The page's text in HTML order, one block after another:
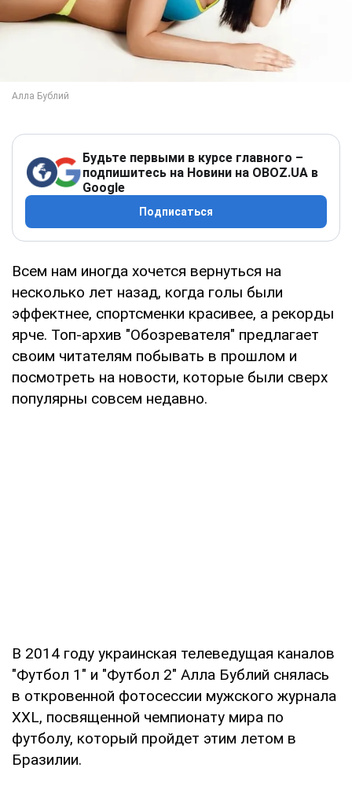
Будьте первыми в курсе главного –
подпишитесь на Новини на OBOZ.UA в
Google
Подписаться
Всем нам иногда хочется вернуться на
несколько лет назад, когда голы были
эффектнее, спортсменки красивее, а рекорды
ярче. Топ-архив "Обозревателя" предлагает
своим читателям побывать в прошлом и
посмотреть на новости, которые были сверх
популярны совсем недавно.
В 2014 году украинская телеведущая каналов
"Футбол 1" и "Футбол 2" Алла Бублий снялась
в откровенной фотосессии мужского журнала
XXL, посвященной чемпионату мира по
футболу, который пройдет этим летом в
Бразилии.